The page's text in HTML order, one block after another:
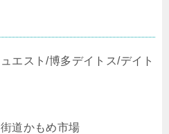
エスト/博多デイトス/デイト
道かもめ市場